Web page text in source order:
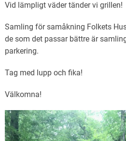
Vid lämpligt väder tänder vi grillen!
Samling för samåkning Folkets
de som det passar bättre är
parkering.
Tag med lupp och fika!
Välkomna!